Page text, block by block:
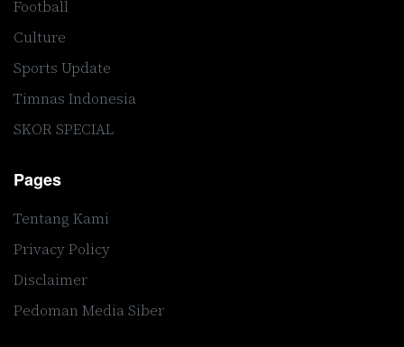
Football
Culture
Sports Update
Timnas Indonesia
SKOR SPECIAL
Pages
Tentang Kami
Privacy Policy
Disclaimer
Pedoman Media Siber